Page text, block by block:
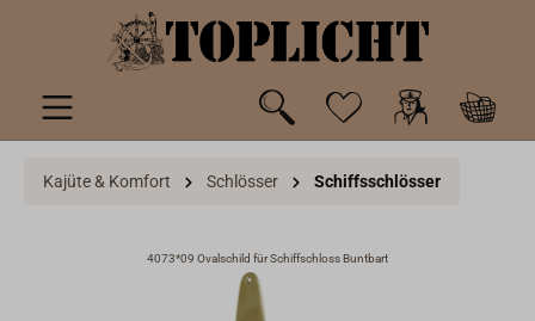
springen
Kajüte & Komfort Schlösser Schiffsschlösser
4073*09 Ovalschild für Schiffschloss Buntbart